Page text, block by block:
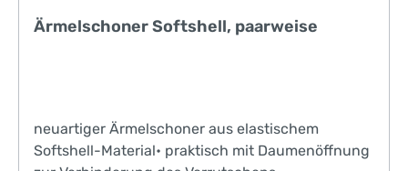
Ärmelschoner Softshell, paarweise
neuartiger Ärmelschoner aus elastischem
Softshell-Material• praktisch mit Daumenöffnung